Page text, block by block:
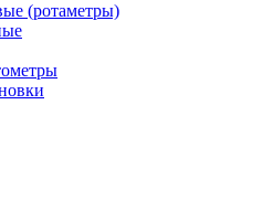
(ротаметры)